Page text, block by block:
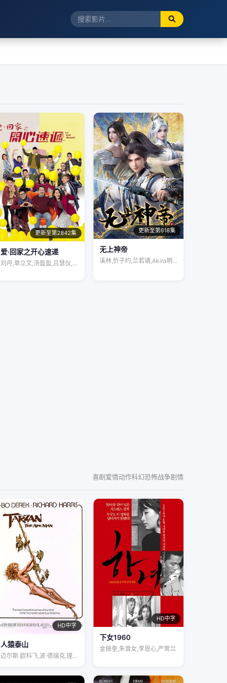
更新至第2842集
爱·回家之开心速递
刘丹,单立文,汤盈盈,吕慧仪,罗乐林,马…
更新至第618集
无上神帝
溪林,忻子约,兰若镝,Akira明,陆敏…
喜剧爱情动作科幻恐怖战争剧情
HD中字
人猿泰山
迈尔斯·欧科飞,波·德瑞克,理查德·哈里…
HD中字
下女1960
金振奎,朱曾女,李恩心,严莺兰